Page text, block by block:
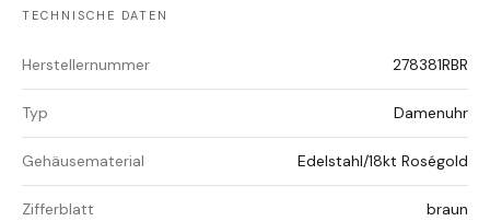
TECHNISCHE DATEN
Herstellernummer 278381RBR
Typ Damenuhr
Gehäusematerial Edelstahl/18kt Roségold
Zifferblatt braun